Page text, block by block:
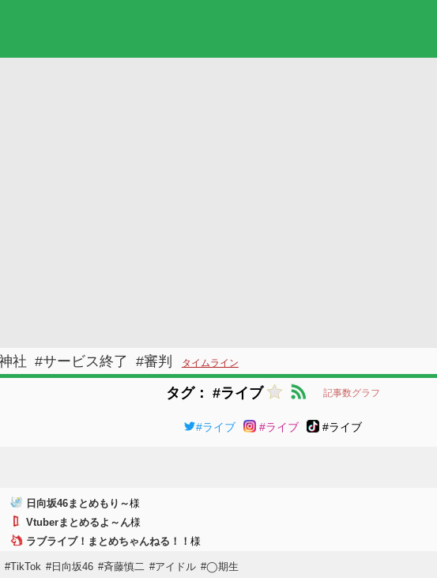
社 #サービス終了 #審判 タイムライン
タグ： #ライブ 記事数グラフ
#ライブ #ライブ #ライブ
日向坂46まとめもり～様
Vtuberまとめるよ～ん様
ラブライブ！まとめちゃんねる！！ 様
#TikTok #日向坂46 #斉藤慎二 #アイドル #◯期生